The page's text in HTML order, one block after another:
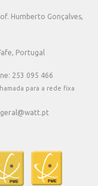
Humberto Gonçalves,
Portugal
253 095 466
para a rede fixa
geral@watt.pt